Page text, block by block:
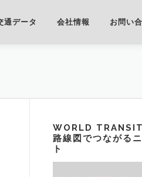
通データ 会社情報 お問い
WORLD
路線図でつながる
ト